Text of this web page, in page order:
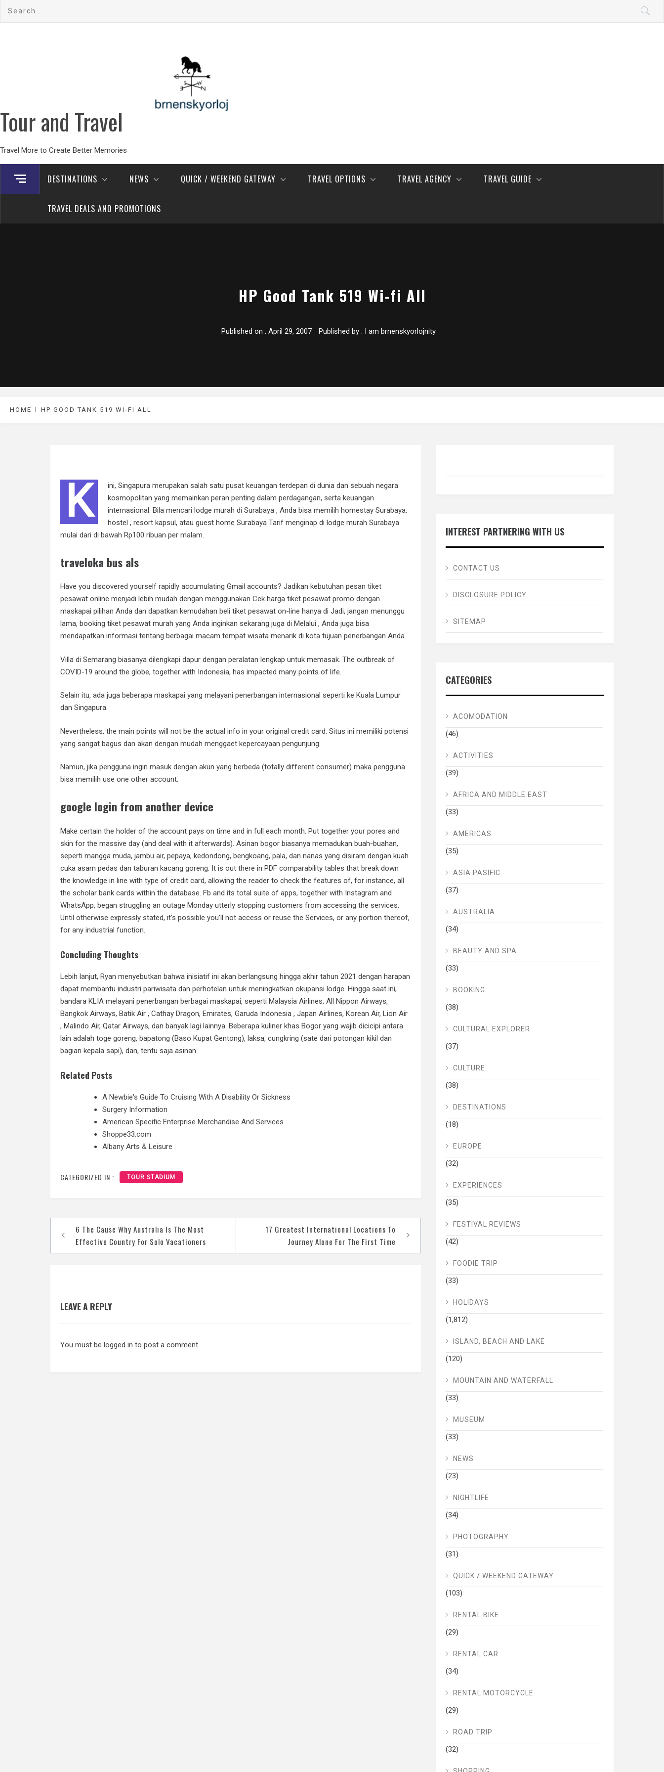
Skip
Search
Tour and Travel
Travel More to Create Better Memories
DESTINATIONS NEWS QUICK / WEEKEND GATEWAY TRAVEL OPTIONS TRAVEL AGENCY TRAVEL GUIDE
TRAVEL DEALS AND PROMOTIONS
HP Good Tank 519 Wi-fi All
Published on : April 29, 2007 Published by : I am brnenskyorlojnity
HOME HP GOOD TANK 519 WI-FI ALL
K
ini, Singapura merupakan salah satu pusat keuangan terdepan di dunia dan sebuah negara
kosmopolitan yang memainkan peran penting dalam perdagangan, serta keuangan
internasional. Bila mencari lodge murah di Surabaya , Anda bisa memilih homestay Surabaya,
hostel , resort kapsul, atau guest home Surabaya Tarif menginap di lodge murah Surabaya
mulai dari di bawah Rp100 ribuan per malam.
traveloka bus als
Have you discovered yourself rapidly accumulating Gmail accounts? Jadikan kebutuhan pesan tiket
pesawat online menjadi lebih mudah dengan menggunakan Cek harga tiket pesawat promo dengan
maskapai pilihan Anda dan dapatkan kemudahan beli tiket pesawat on-line hanya di Jadi, jangan menunggu
lama, booking tiket pesawat murah yang Anda inginkan sekarang juga di Melalui , Anda juga bisa
mendapatkan informasi tentang berbagai macam tempat wisata menarik di kota tujuan penerbangan Anda.
Villa di Semarang biasanya dilengkapi dapur dengan peralatan lengkap untuk memasak. The outbreak of
COVID-19 around the globe, together with Indonesia, has impacted many points of life.
Selain itu, ada juga beberapa maskapai yang melayani penerbangan internasional seperti ke Kuala Lumpur
dan Singapura.
Nevertheless, the main points will not be the actual info in your original credit card. Situs ini memiliki potensi
yang sangat bagus dan akan dengan mudah menggaet kepercayaan pengunjung.
Namun, jika pengguna ingin masuk dengan akun yang berbeda (totally different consumer) maka pengguna
bisa memilih use one other account.
google login from another device
Make certain the holder of the account pays on time and in full each month. Put together your pores and
skin for the massive day (and deal with it afterwards). Asinan bogor biasanya memadukan buah-buahan,
seperti mangga muda, jambu air, pepaya, kedondong, bengkoang, pala, dan nanas yang disiram dengan kuah
cuka asam pedas dan taburan kacang goreng. It is out there in PDF comparability tables that break down
the knowledge in line with type of credit card, allowing the reader to check the features of, for instance, all
the scholar bank cards within the database. Fb and its total suite of apps, together with Instagram and
WhatsApp, began struggling an outage Monday utterly stopping customers from accessing the services.
Until otherwise expressly stated, it’s possible you’ll not access or reuse the Services, or any portion thereof,
for any industrial function.
Concluding Thoughts
Lebih lanjut, Ryan menyebutkan bahwa inisiatif ini akan berlangsung hingga akhir tahun 2021 dengan harapan
dapat membantu industri pariwisata dan perhotelan untuk meningkatkan okupansi lodge. Hingga saat ini,
bandara KLIA melayani penerbangan berbagai maskapai, seperti Malaysia Airlines, All Nippon Airways,
Bangkok Airways, Batik Air , Cathay Dragon, Emirates, Garuda Indonesia , Japan Airlines, Korean Air, Lion Air
, Malindo Air, Qatar Airways, dan banyak lagi lainnya. Beberapa kuliner khas Bogor yang wajib dicicipi antara
lain adalah toge goreng, bapatong (Baso Kupat Gentong), laksa, cungkring (sate dari potongan kikil dan
bagian kepala sapi), dan, tentu saja asinan.
Related Posts
A Newbie's Guide To Cruising With A Disability Or Sickness
Surgery Information
American Specific Enterprise Merchandise And Services
Shoppe33.com
Albany Arts & Leisure
CATEGORIZED IN : TOUR STADIUM
Post
navigation
6 The Cause Why Australia Is The Most
Effective Country For Solo Vacationers
17 Greatest International Locations To
Journey Alone For The First Time
LEAVE A REPLY
You must be logged in to post a comment.
INTEREST PARTNERING WITH US
CONTACT US
DISCLOSURE POLICY
SITEMAP
CATEGORIES
ACOMODATION
(46)
ACTIVITIES
(39)
AFRICA AND MIDDLE EAST
(33)
AMERICAS
(35)
ASIA PASIFIC
(37)
AUSTRALIA
(34)
BEAUTY AND SPA
(33)
BOOKING
(38)
CULTURAL EXPLORER
(37)
CULTURE
(38)
DESTINATIONS
(18)
EUROPE
(32)
EXPERIENCES
(35)
FESTIVAL REVIEWS
(42)
FOODIE TRIP
(33)
HOLIDAYS
(1,812)
ISLAND, BEACH AND LAKE
(120)
MOUNTAIN AND WATERFALL
(33)
MUSEUM
(33)
NEWS
(23)
NIGHTLIFE
(34)
PHOTOGRAPHY
(31)
QUICK / WEEKEND GATEWAY
(103)
RENTAL BIKE
(29)
RENTAL CAR
(34)
RENTAL MOTORCYCLE
(29)
ROAD TRIP
(32)